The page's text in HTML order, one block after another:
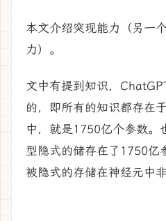
本文介绍突现能力（另一
力）。
文中有提到知识，
的，即所有的知识都存在
中，就是1750亿个参数。
型隐式的储存在了1750亿
被隐式的存储在神经元中